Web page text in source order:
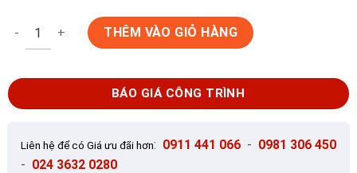
Gạch Ốp Lát Taicera 80x80 GP88L58JW số lượng
THÊM VÀO GIỎ HÀNG
BÁO GIÁ CÔNG TRÌNH
Liên hệ để có Giá ưu đãi hơn: 0911 441 066 - 0981 306 450
- 024 3632 0280